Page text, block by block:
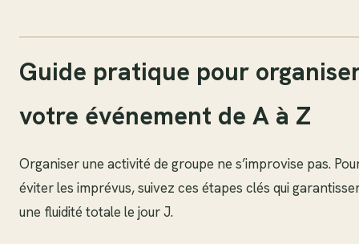
Guide pratique pour
votre événement de A à Z
Organiser une activité de groupe ne s’improvise pas.
éviter les imprévus, suivez ces étapes clés qui
une fluidité totale le jour J.